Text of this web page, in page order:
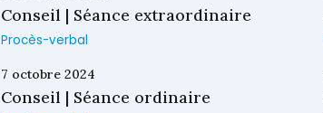
Conseil | Séance extraordinaire
Procès-verbal
7 octobre 2024
Conseil | Séance ordinaire